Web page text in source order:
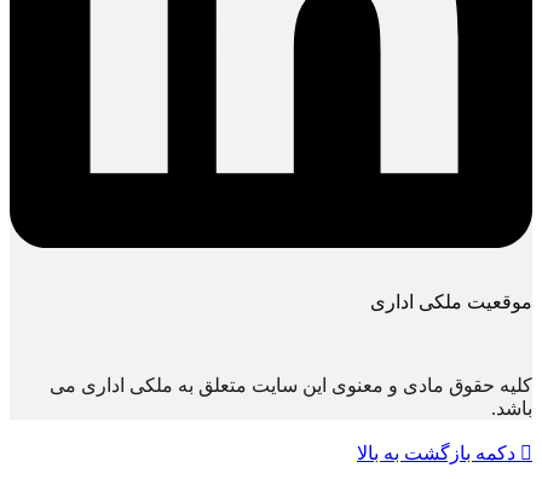
موقعیت ملکی اداری
کلیه حقوق مادی و معنوی این سایت متعلق به ملکی اداری می
باشد.
دکمه بازگشت به بالا